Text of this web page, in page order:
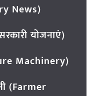
News)
योजनाएं)
Machinery)
(Farmer